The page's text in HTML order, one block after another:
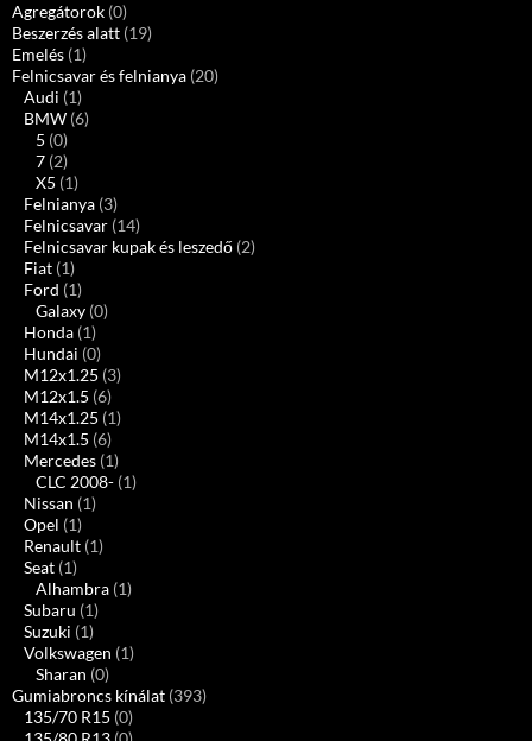
Agregátorok (0)
Beszerzés alatt (19)
Emelés (1)
Felnicsavar és felnianya (20)
Audi (1)
BMW (6)
5 (0)
7 (2)
X5 (1)
Felnianya (3)
Felnicsavar (14)
Felnicsavar kupak és leszedő (2)
Fiat (1)
Ford (1)
Galaxy (0)
Honda (1)
Hundai (0)
M12x1.25 (3)
M12x1.5 (6)
M14x1.25 (1)
M14x1.5 (6)
Mercedes (1)
CLC 2008- (1)
Nissan (1)
Opel (1)
Renault (1)
Seat (1)
Alhambra (1)
Subaru (1)
Suzuki (1)
Volkswagen (1)
Sharan (0)
Gumiabroncs kínálat (393)
135/70 R15 (0)